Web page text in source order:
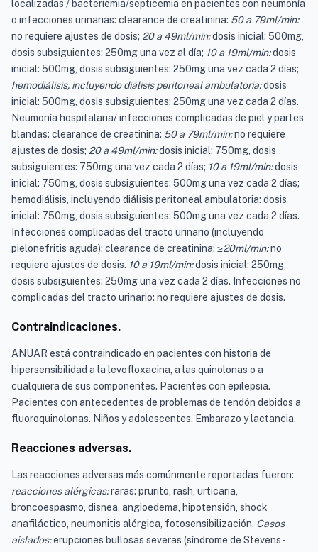
localizadas / bacteriemia/septicemia en pacientes con neumonía
o infecciones urinarias: clearance de creatinina: 50 a 79ml/min:
no requiere ajustes de dosis; 20 a 49ml/min:dosis inicial: 500mg,
dosis subsiguientes: 250mg una vez al día; 10 a 19ml/min:dosis
inicial: 500mg, dosis subsiguientes: 250mg una vez cada 2 días;
hemodiálisis, incluyendo diálisis peritoneal ambulatoria:dosis
inicial: 500mg, dosis subsiguientes: 250mg una vez cada 2 días.
Neumonía hospitalaria/ infecciones complicadas de piel y partes
blandas: clearance de creatinina: 50 a 79ml/min:no requiere
ajustes de dosis; 20 a 49ml/min:dosis inicial: 750mg, dosis
subsiguientes: 750mg una vez cada 2 días; 10 a 19ml/min:dosis
inicial: 750mg, dosis subsiguientes: 500mg una vez cada 2 días;
hemodiálisis, incluyendo diálisis peritoneal ambulatoria: dosis
inicial: 750mg, dosis subsiguientes: 500mg una vez cada 2 días.
Infecciones complicadas del tracto urinario (incluyendo
pielonefritis aguda): clearance de creatinina: ≥20ml/min:no
requiere ajustes de dosis. 10 a 19ml/min:dosis inicial: 250mg,
dosis subsiguientes: 250mg una vez cada 2 días. Infecciones no
complicadas del tracto urinario: no requiere ajustes de dosis.
Contraindicaciones.
ANUAR está contraindicado en pacientes con historia de
hipersensibilidad a la levofloxacina, a las quinolonas o a
cualquiera de sus componentes. Pacientes con epilepsia.
Pacientes con antecedentes de problemas de tendón debidos a
fluoroquinolonas. Niños y adolescentes. Embarazo y lactancia.
Reacciones adversas.
Las reacciones adversas más comúnmente reportadas fueron:
reacciones alérgicas:raras: prurito, rash, urticaria,
broncoespasmo, disnea, angioedema, hipotensión, shock
anafiláctico, neumonitis alérgica, fotosensibilización. Casos
aislados:erupciones bullosas severas (síndrome de Stevens-